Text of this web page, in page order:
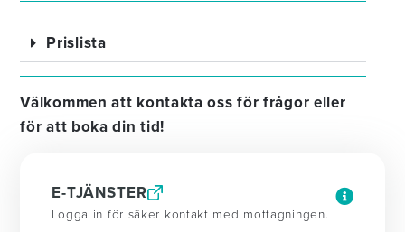
Prislista
Välkommen att kontakta oss för frågor eller
för att boka din tid!
E-TJÄNSTER
Logga in för säker kontakt med mottagningen.